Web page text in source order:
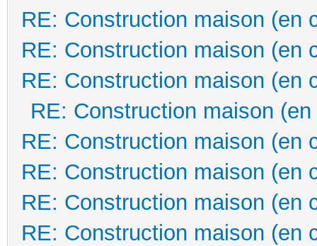
RE: Construction maison (en
RE: Construction maison (en
RE: Construction maison (en
RE: Construction maison
RE: Construction maison (en
RE: Construction maison (en
RE: Construction maison (en
RE: Construction maison (en